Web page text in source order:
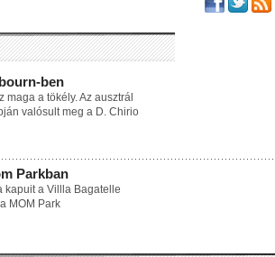
ben
maga a tökély. Az ausztrál
valósult meg a D. Chirio
Parkban
kapuit a Villla Bagatelle
MOM Park